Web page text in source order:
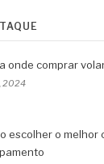
onde comprar
2024
escolher o melhor